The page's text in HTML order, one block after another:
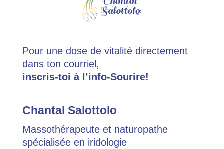
Pour une dose de vitalité directement
dans ton courriel,
inscris-toi à l’info-Sourire!
Chantal Salottolo
Massothérapeute et naturopathe
spécialisée en iridologie